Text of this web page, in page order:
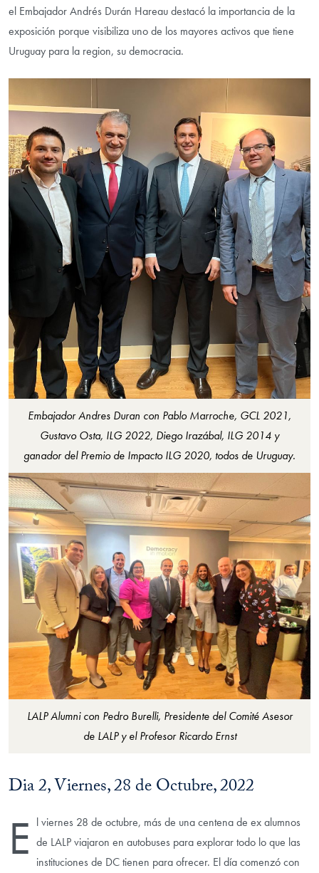
el Embajador Andrés Durán Hareau destacó la importancia de la
exposición porque visibiliza uno de los mayores activos que tiene
Uruguay para la region, su democracia.
Embajador Andres Duran con Pablo Marroche, GCL 2021,
Gustavo Osta, ILG 2022, Diego Irazábal, ILG 2014 y
ganador del Premio de Impacto ILG 2020, todos de Uruguay.
LALP Alumni con Pedro Burelli, Presidente del Comité Asesor
de LALP y el Profesor Ricardo Ernst
Dia 2, Viernes, 28 de Octubre, 2022
E l viernes 28 de octubre, más de una centena de ex alumnos
de LALP viajaron en autobuses para explorar todo lo que las
instituciones de DC tienen para ofrecer. El día comenzó con